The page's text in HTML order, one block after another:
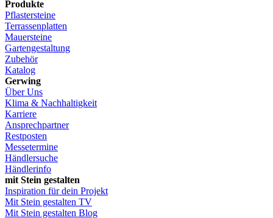
Produkte
Pflastersteine
Terrassenplatten
Mauersteine
Gartengestaltung
Zubehör
Katalog
Gerwing
Über Uns
Klima & Nachhaltigkeit
Karriere
Ansprechpartner
Restposten
Messetermine
Händlersuche
Händlerinfo
mit Stein gestalten
Inspiration für dein Projekt
Mit Stein gestalten TV
Mit Stein gestalten Blog